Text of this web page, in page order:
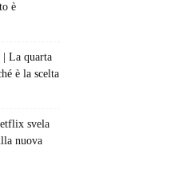
è
| La quarta
è la scelta
svela
nuova